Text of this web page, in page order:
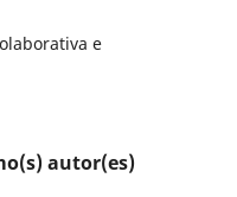
e
autor(es)